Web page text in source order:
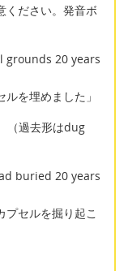
ください。発音ボ
grounds 20 years
を埋めました」
（過去形はdug
buried 20 years
プセルを掘り起こ